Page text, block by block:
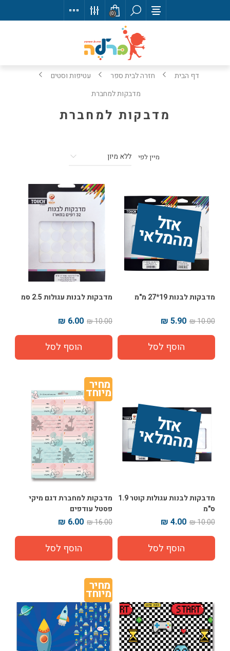
(0)
דף הבית חזרה לבית ספר
עטיפות וסטים
מדבקות למחברת
מדבקות למחברת
מיין לפי
אז
ל
מ
ה
מ
ל
אי
מדבקות לבנות 19*27 מ"מ
10.00 ₪
5.90 ₪
מדבקות לבנות עגולות 2.5 סמ
10.00 ₪
6.00 ₪
אז
ל
מ
ה
מ
ל
אי
מדבקות לבנות עגולות קוטר 1.9
ס"מ
10.00 ₪
4.00 ₪
מחיר
מיוחד
מדבקות למחברת דגם מיקי
פסטל עודפים
16.00 ₪
6.00 ₪
מחיר
מיוחד